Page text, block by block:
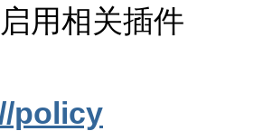
用相关插件
policy